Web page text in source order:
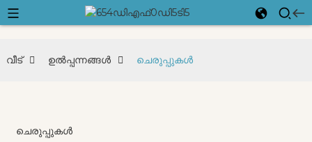
വീട് ഉൽപ്പന്നങ്ങൾ ചെരുപ്പുകൾ
ചെരുപ്പുകൾ